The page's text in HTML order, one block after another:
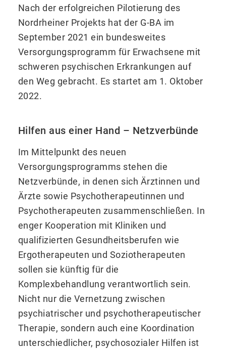
Nach der erfolgreichen Pilotierung des
Nordrheiner Projekts hat der G-BA im
September 2021 ein bundesweites
Versorgungsprogramm für Erwachsene mit
schweren psychischen Erkrankungen auf
den Weg gebracht. Es startet am 1. Oktober
2022.
Hilfen aus einer Hand – Netzverbünde
Im Mittelpunkt des neuen
Versorgungsprogramms stehen die
Netzverbünde, in denen sich Ärztinnen und
Ärzte sowie Psychotherapeutinnen und
Psychotherapeuten zusammenschließen. In
enger Kooperation mit Kliniken und
qualifizierten Gesundheitsberufen wie
Ergotherapeuten und Soziotherapeuten
sollen sie künftig für die
Komplexbehandlung verantwortlich sein.
Nicht nur die Vernetzung zwischen
psychiatrischer und psychotherapeutischer
Therapie, sondern auch eine Koordination
unterschiedlicher, psychosozialer Hilfen ist